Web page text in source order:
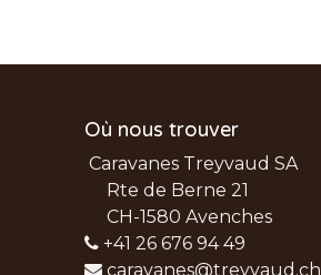
Où nous trouver
Caravanes Treyvaud SA
Rte de Berne 21
CH-1580 Avenches
+41 26 676 94 49
caravanes@treyvaud.ch